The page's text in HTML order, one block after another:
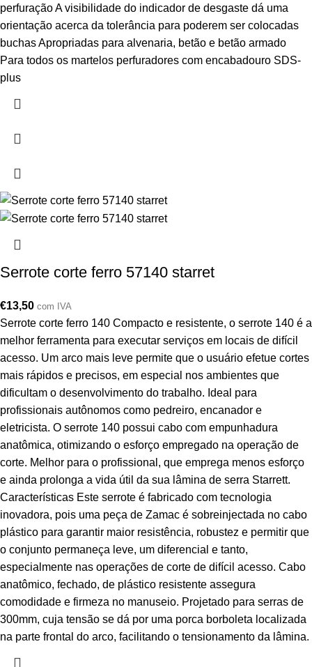
perfuração A visibilidade do indicador de desgaste dá uma
orientação acerca da tolerância para poderem ser colocadas
buchas Apropriadas para alvenaria, betão e betão armado
Para todos os martelos perfuradores com encabadouro SDS-
plus
Serrote corte ferro 57140 starret
€13,50 com IVA
Serrote corte ferro 140 Compacto e resistente, o serrote 140 é a
melhor ferramenta para executar serviços em locais de difícil
acesso. Um arco mais leve permite que o usuário efetue cortes
mais rápidos e precisos, em especial nos ambientes que
dificultam o desenvolvimento do trabalho. Ideal para
profissionais autônomos como pedreiro, encanador e
eletricista. O serrote 140 possui cabo com empunhadura
anatômica, otimizando o esforço empregado na operação de
corte. Melhor para o profissional, que emprega menos esforço
e ainda prolonga a vida útil da sua lâmina de serra Starrett.
Características Este serrote é fabricado com tecnologia
inovadora, pois uma peça de Zamac é sobreinjectada no cabo
plástico para garantir maior resistência, robustez e permitir que
o conjunto permaneça leve, um diferencial e tanto,
especialmente nas operações de corte de difícil acesso. Cabo
anatômico, fechado, de plástico resistente assegura
comodidade e firmeza no manuseio. Projetado para serras de
300mm, cuja tensão se dá por uma porca borboleta localizada
na parte frontal do arco, facilitando o tensionamento da lâmina.